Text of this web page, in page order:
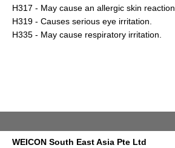
H317 - May cause an allergic skin reaction.
H319 - Causes serious eye irritation.
H335 - May cause respiratory irritation.
WEICON South East Asia Pte Ltd